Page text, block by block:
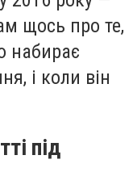
щось про те,
набирає
і коли він
під